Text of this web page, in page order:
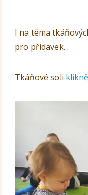
I na téma
pro přídavek.
Tkáňové soli